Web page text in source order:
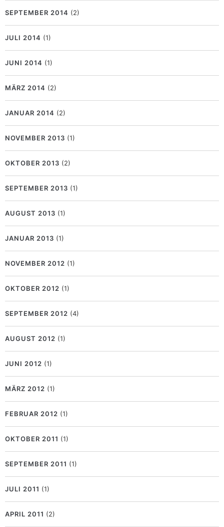
SEPTEMBER 2014 (2)
JULI 2014 (1)
JUNI 2014 (1)
MÄRZ 2014 (2)
JANUAR 2014 (2)
NOVEMBER 2013 (1)
OKTOBER 2013 (2)
SEPTEMBER 2013 (1)
AUGUST 2013 (1)
JANUAR 2013 (1)
NOVEMBER 2012 (1)
OKTOBER 2012 (1)
SEPTEMBER 2012 (4)
AUGUST 2012 (1)
JUNI 2012 (1)
MÄRZ 2012 (1)
FEBRUAR 2012 (1)
OKTOBER 2011 (1)
SEPTEMBER 2011 (1)
JULI 2011 (1)
APRIL 2011 (2)